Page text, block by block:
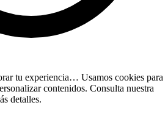
tu experiencia… Usamos cookies para
contenidos. Consulta nuestra
detalles.